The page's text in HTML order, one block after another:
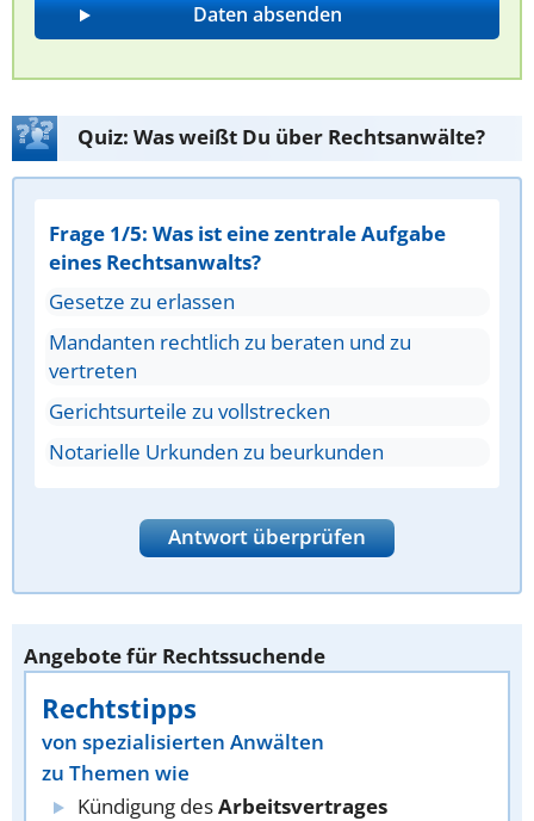
Quiz: Was weißt Du über Rechtsanwälte?
Frage 1/5: Was ist eine zentrale Aufgabe
eines Rechtsanwalts?
Gesetze zu erlassen
Mandanten rechtlich zu beraten und zu
vertreten
Gerichtsurteile zu vollstrecken
Notarielle Urkunden zu beurkunden
Antwort überprüfen
Angebote für Rechtssuchende
Rechtstipps
von spezialisierten Anwälten
zu Themen wie
Kündigung desArbeitsvertrages